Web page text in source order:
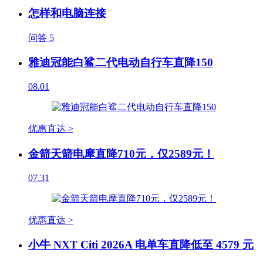
怎样和电脑连接
问答 5
雅迪冠能白鲨二代电动自行车直降150
08.01
优惠直达 >
金箭天箭电摩直降710元，仅2589元！
07.31
优惠直达 >
小牛 NXT Citi 2026A 电单车直降低至 4579 元